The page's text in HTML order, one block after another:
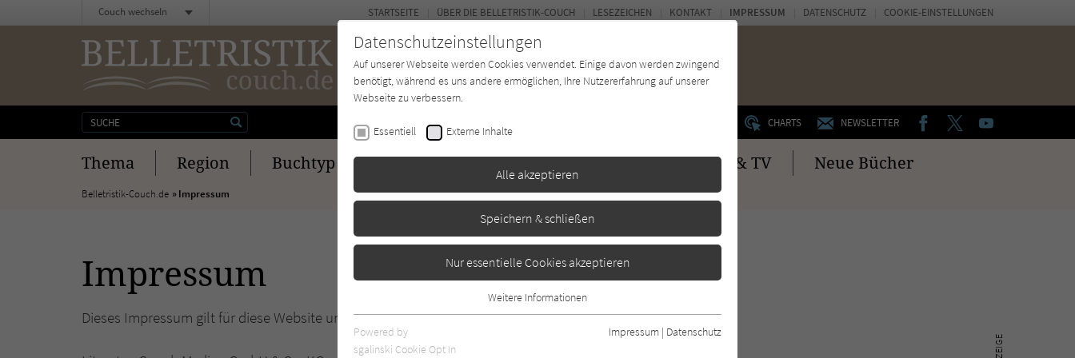
CHARTS NEWSLETTER FACEBOOKTWITTERYOUTUBE
Thema Region Buchtyp Autor*in Verlage Magazin Kino & TV Neue Bücher
STARTSEITE ÜBER DIE BELLETRISTIK-COUCH LESEZEICHEN KONTAKT IMPRESSUM DATENSCHUTZ COOKIE-EINSTELLUNGEN
Couch wechseln
Belletristik-Couch.de Impressum
Impressum
Dieses Impressum gilt für diese Website und die verknüpften Accounts bei Facebook, YouTube, X.
Datenschutzeinstellungen
Auf unserer Webseite werden Cookies verwendet. Einige davon werden zwingend
benötigt, während es uns andere ermöglichen, Ihre Nutzererfahrung auf unserer
Webseite zu verbessern.
Essentiell Externe Inhalte
Alle akzeptieren
Speichern & schließen
Nur essentielle Cookies akzeptieren
Essentielle Cookies werden für grundlegende Funktionen der Webseite
benötigt. Dadurch ist gewährleistet, dass die Webseite einwandfrei
Weitere Informationen
Powered by
sgalinski Cookie Opt In
Impressum | Datenschutz